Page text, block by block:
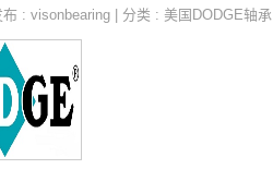
布 : visonbearing | 分类 : 美国DODGE轴承